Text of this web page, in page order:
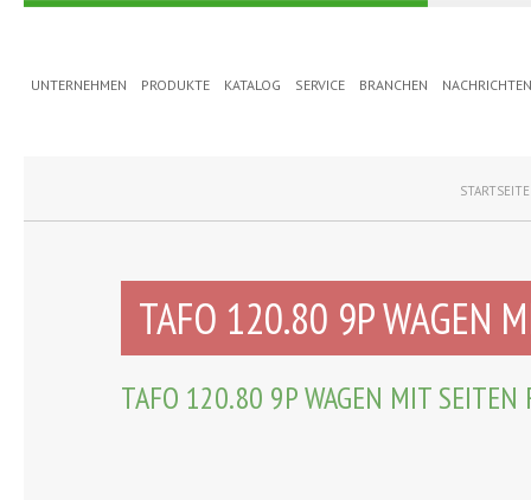
UNTERNEHMEN PRODUKTE KATALOG SERVICE BRANCHEN NACHRICHTEN
STARTSEITE
TAFO 120.80 9P WAGEN
TAFO 120.80 9P WAGEN MIT SEITEN